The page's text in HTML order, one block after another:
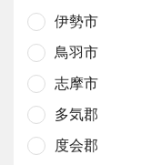
伊勢市
鳥羽市
志摩市
多気郡
度会郡